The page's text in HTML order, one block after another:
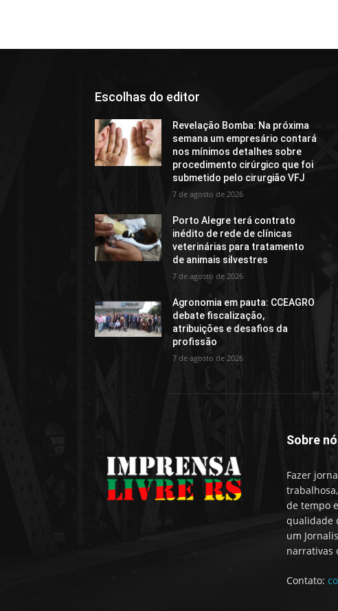
Escolhas do editor
Revelação Bomba: Na próxima
semana um empresário contará
nos mínimos detalhes sobre
procedimento cirúrgico que foi
submetido pelo cirurgião VFJ
7 de agosto de 2026
Porto Alegre terá contrato
inédito de rede de clínicas
veterinárias para tratamento
de animais silvestres
7 de agosto de 2026
Agronomia em pauta: CCEAGRO
debate fiscalização,
atribuições e desafios da
profissão
7 de agosto de 2026
Sobre
Fazer
de tempo
qualidade
um
narrativas
Contato: